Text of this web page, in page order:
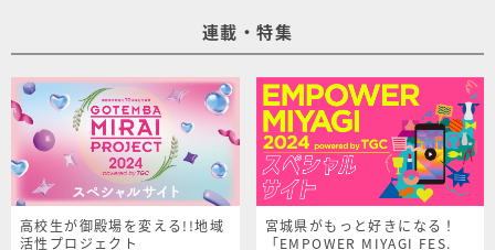
連載・特集
高校生が御殿場を変える!!地域
活性プロジェクト
宮城県がもっと好きになる！
「EMPOWER MIYAGI FES.